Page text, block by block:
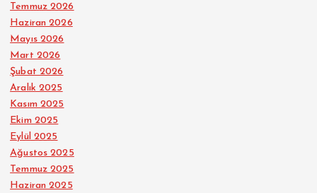
Temmuz 2026
Haziran 2026
Mayıs 2026
Mart 2026
Şubat 2026
Aralık 2025
Kasım 2025
Ekim 2025
Eylül 2025
Ağustos 2025
Temmuz 2025
Haziran 2025